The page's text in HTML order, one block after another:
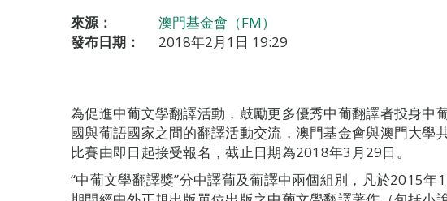
來源：
澳門基金會（FM）
發布日期：
2018年2月1日 19:29
為促進中葡文學翻譯活動，鼓勵更多優秀中葡翻譯者投身中
國與葡語國家之間的翻譯活動交流，澳門基金會與澳門大學
比賽由即日起接受報名，截止日期為2018年3月29日。
“中葡文學翻譯獎”分中譯葡及葡譯中兩個組別，凡於2015